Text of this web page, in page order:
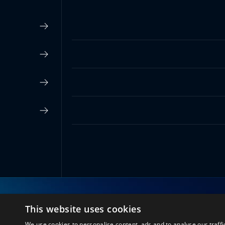
This website uses cookies